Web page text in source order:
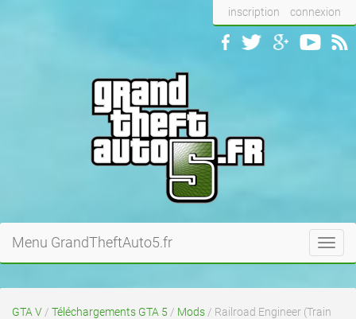
inscription connexion
Menu GrandTheftAuto5.fr
GTA V / Téléchargements GTA 5 / Mods / Railroad Engineer (Train